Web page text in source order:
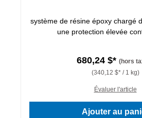
système de résine époxy chargé
une protection élevée
680,24 $* (hors
(340,12 $* / 1 kg)
Évaluer l'article
Ajouter au